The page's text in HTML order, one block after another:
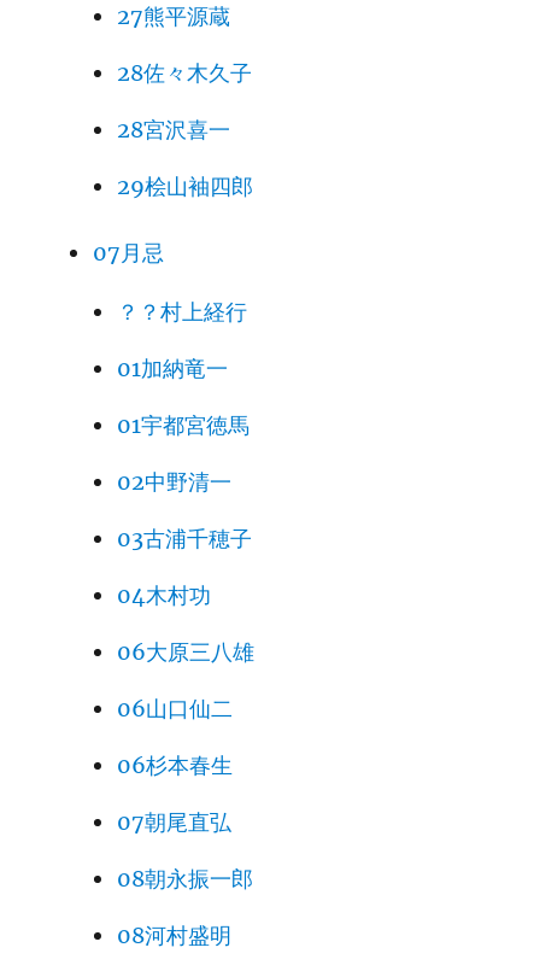
27熊平源蔵
28佐々木久子
28宮沢喜一
29桧山袖四郎
07月忌
？？村上経行
01加納竜一
01宇都宮徳馬
02中野清一
03古浦千穂子
04木村功
06大原三八雄
06山口仙二
06杉本春生
07朝尾直弘
08朝永振一郎
08河村盛明